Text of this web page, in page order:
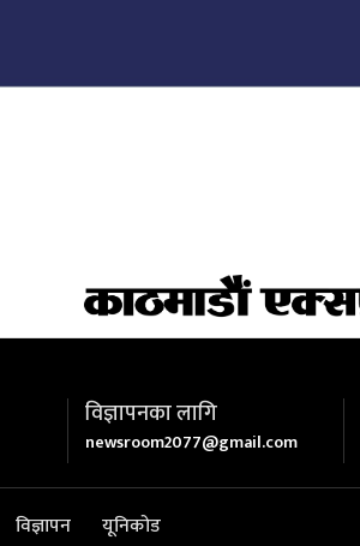
विज्ञापनका लागि
newsroom2077@gmail.com
विज्ञापन यूनिकोड